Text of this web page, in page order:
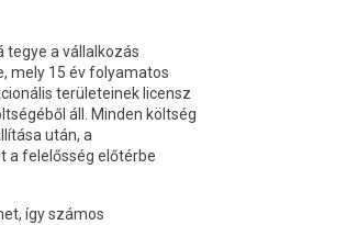
tegye a vállalkozás
mely 15 év folyamatos
területeinek licensz
áll. Minden költség
után, a
a felelősség előtérbe
így számos